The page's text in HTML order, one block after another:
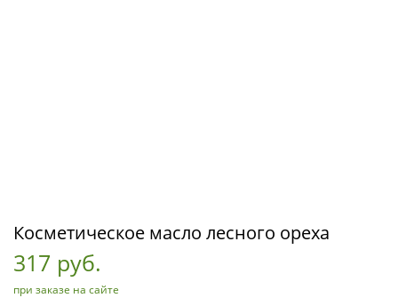
Косметическое масло лесного ореха
317 руб.
при заказе на сайте